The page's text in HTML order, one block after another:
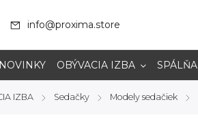
info@proxima.store
NOVINKY OBÝVACIA IZBA SPÁLŇA
IZBA / Sedačky / Modely sedačiek /